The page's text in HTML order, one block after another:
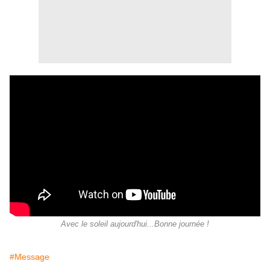
Avec le soleil aujourd'hui...Bonne journée !
#Message